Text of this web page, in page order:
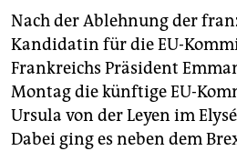
unterstützen
abo
genossenschaft
epaper login
Nach der Ablehnung der
Kandidatin für die EU-
Frankreichs Präsident
Montag die künftige EU-
Ursula von der Leyen im
Dabei ging es neben dem